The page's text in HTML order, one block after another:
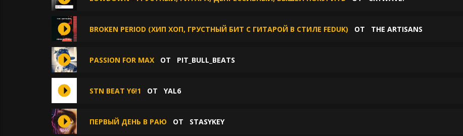
BROKEN PERIOD (ХИП ХОП, ГРУСТНЫЙ БИТ С ГИТАРОЙ В СТИЛЕ FEDUK) ОТ THE ARTISANS
PASSION FOR MAX ОТ PIT_BULL_BEATS
STN BEAT Y6!1 ОТ YAL6
ПЕРВЫЙ ДЕНЬ В РАЮ ОТ STASYKEY